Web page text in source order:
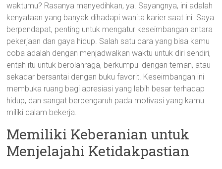
waktumu? Rasanya menyedihkan, ya. Sayangnya, ini adalah
kenyataan yang banyak dihadapi wanita karier saat ini. Saya
berpendapat, penting untuk mengatur keseimbangan antara
pekerjaan dan gaya hidup. Salah satu cara yang bisa kamu
coba adalah dengan menjadwalkan waktu untuk diri sendiri,
entah itu untuk berolahraga, berkumpul dengan teman, atau
sekadar bersantai dengan buku favorit. Keseimbangan ini
membuka ruang bagi apresiasi yang lebih besar terhadap
hidup, dan sangat berpengaruh pada motivasi yang kamu
miliki dalam bekerja.
Memiliki Keberanian untuk
Menjelajahi Ketidakpastian